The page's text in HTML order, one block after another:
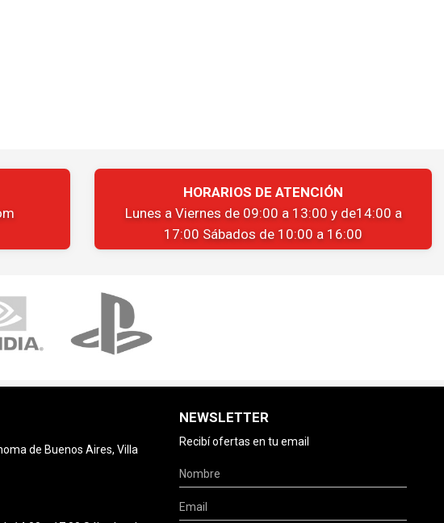
HORARIOS DE ATENCIÓN
Lunes a Viernes de 09:00 a 13:00 y de14:00 a
17:00 Sábados de 10:00 a 16:00
de Buenos Aires, Villa
NEWSLETTER
Recibí ofertas en tu email